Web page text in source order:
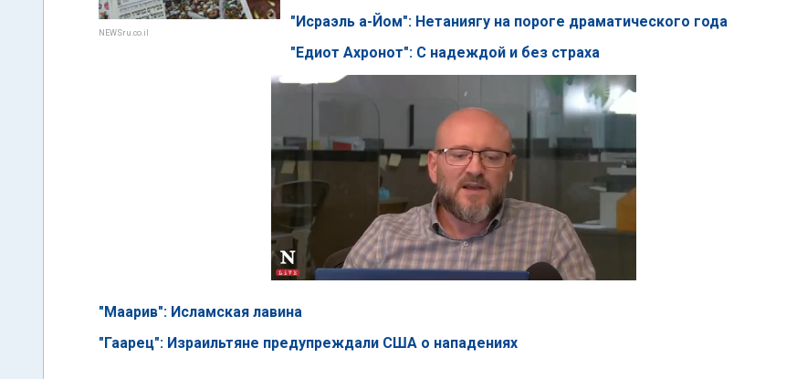
NEWSru.co.il
"Исраэль а-Йом": Нетаниягу на пороге драматического года
"Едиот Ахронот": С надеждой и без страха
"Маарив": Исламская лавина
"Гаарец": Израильтяне предупреждали США о нападениях